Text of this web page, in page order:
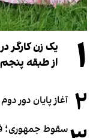
۱
یک زن کارگر
از طبقه
۲ آغاز پایان دور
سقوط جمهوری؛